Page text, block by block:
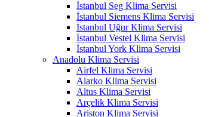
İstanbul Seg Klima Servisi
İstanbul Siemens Klima Servisi
İstanbul Uğur Klima Servisi
İstanbul Vestel Klima Servisi
İstanbul York Klima Servisi
Anadolu Klima Servisi
Airfel Klima Servisi
Alarko Klima Servisi
Altus Klima Servisi
Arçelik Klima Servisi
Ariston Klima Servisi